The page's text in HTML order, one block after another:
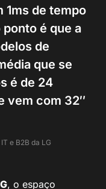
1ms de tempo
é que a
de
que se
é de 24
vem com 32″
e B2B da LG
, o espaço